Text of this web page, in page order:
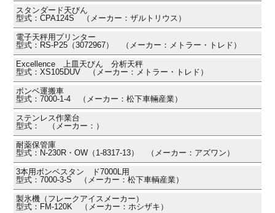
スタンダード天びん
型式：CPA124S （メーカー：ザルトリウス）
電子天秤用プリンター
型式：RS-P25（3072967） （メーカー：メトラー・トレド）
Excellence 上皿天びん 分析天秤
型式：XS105DUV （メーカー：メトラー・トレド）
ボンベ運搬車
型式：7000-1-4 （メーカー：松下車輛産業）
ステンレス作業台
型式： （メーカー：）
耐薬保管庫
型式：N-230R・OW（1-8317-13） （メーカー：アズワン）
3本用ボンベスタン ド7000L用
型式：7000-3-S （メーカー：松下車輌産業）
製氷機（フレークアイスメーカー）
型式：FM-120K （メーカー：ホシザキ）